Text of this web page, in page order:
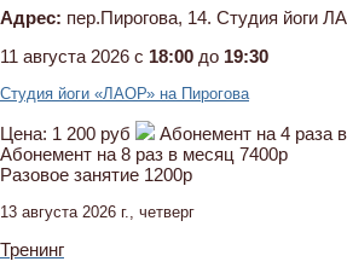
Адрес: пер.Пирогова, 14. Студия йоги
11 августа 2026 c 18:00 до 19:30
Студия йоги «ЛАОР» на Пирогова
Цена: 1 200 руб
Абонемент на 4 раза
Абонемент на 8 раз в месяц 7400р
Разовое занятие 1200р
13 августа 2026 г., четверг
Тренинг